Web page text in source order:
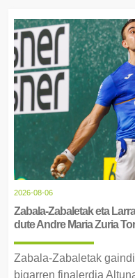
2026-08-06
Zabala-Zabaletak eta
dute Andre Maria Zuria
Zabala-Zabaletak
bigarren finalerdia